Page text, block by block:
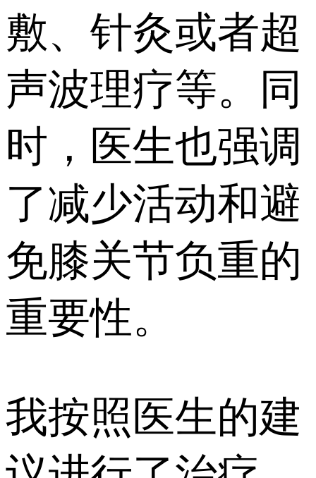
敷、针灸或者超
声波理疗等。同
时，医生也强调
了减少活动和避
免膝关节负重的
重要性。
我按照医生的建